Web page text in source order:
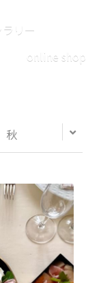
リー
online shop
秋